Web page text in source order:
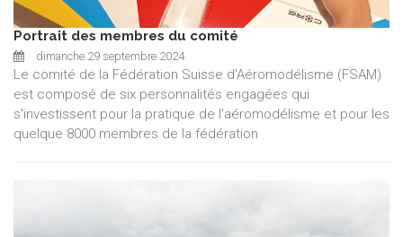
Portrait des membres du comité
dimanche 29 septembre 2024
Le comité de la Fédération Suisse d'Aéromodélisme (FSAM)
est composé de six personnalités engagées qui
s'investissent pour la pratique de l'aéromodélisme et pour les
quelque 8000 membres de la fédération